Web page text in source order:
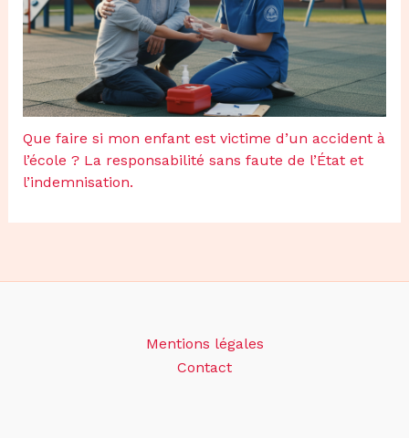
Que faire si mon enfant est victime d’un accident à
l’école ? La responsabilité sans faute de l’État et
l’indemnisation.
Mentions légales
Contact